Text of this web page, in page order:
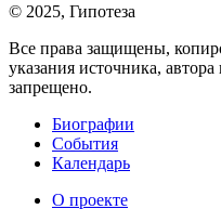
© 2025, Гипотеза
Все права защищены,
указания источника,
запрещено.
Биографии
События
Календарь
О проекте